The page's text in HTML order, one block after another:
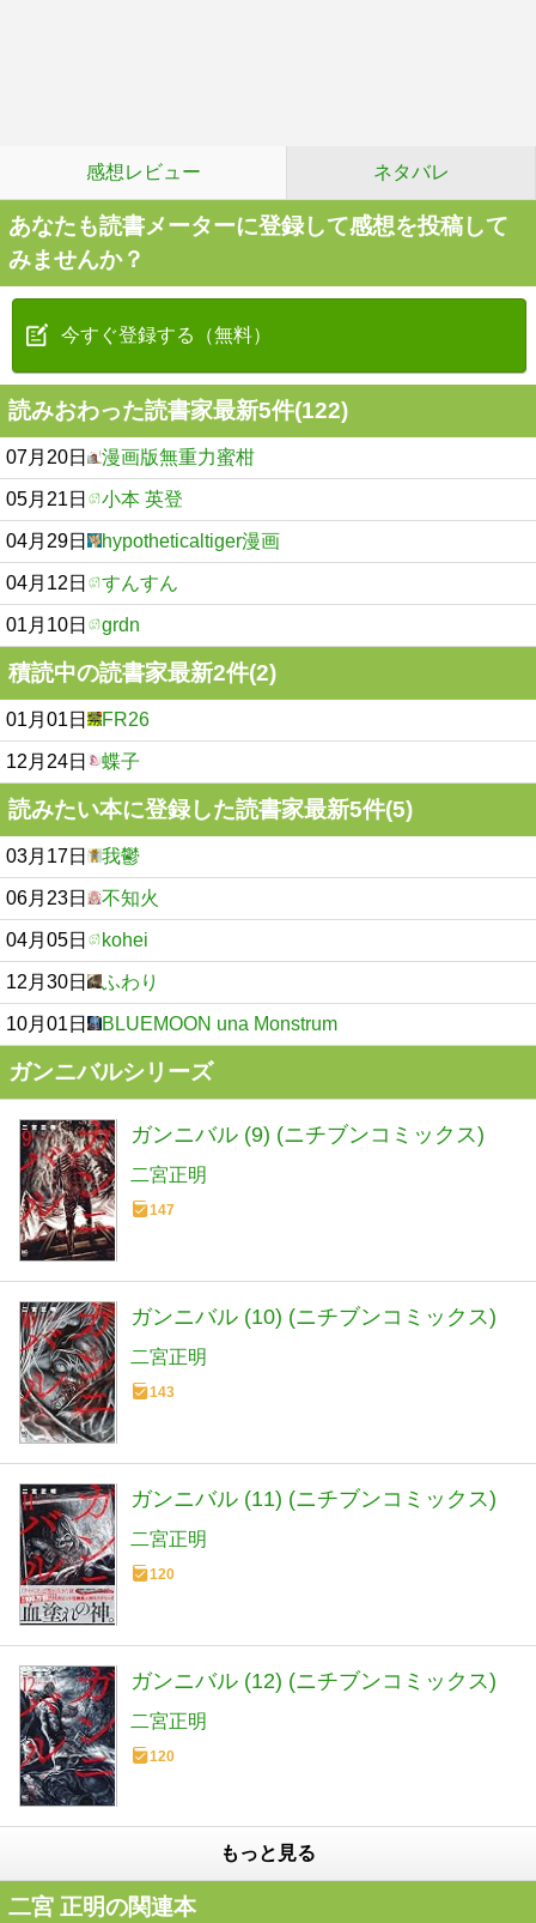
感想レビュー ネタバレ
あなたも読書メーターに登録して感想を投稿して
みませんか？
今すぐ登録する（無料）
読みおわった読書家最新5件(122)
07月20日 漫画版無重力蜜柑
05月21日 小本 英登
04月29日 hypotheticaltiger漫画
04月12日 すんすん
01月10日 grdn
積読中の読書家最新2件(2)
01月01日 FR26
12月24日 蝶子
読みたい本に登録した読書家最新5件(5)
03月17日 我鬱
06月23日 不知火
04月05日 kohei
12月30日 ふわり
10月01日 BLUEMOON una Monstrum
ガンニバルシリーズ
ガンニバル (9) (ニチブンコミックス)
二宮正明
147
ガンニバル (10) (ニチブンコミックス)
二宮正明
143
ガンニバル (11) (ニチブンコミックス)
二宮正明
120
ガンニバル (12) (ニチブンコミックス)
二宮正明
120
もっと見る
二宮 正明の関連本